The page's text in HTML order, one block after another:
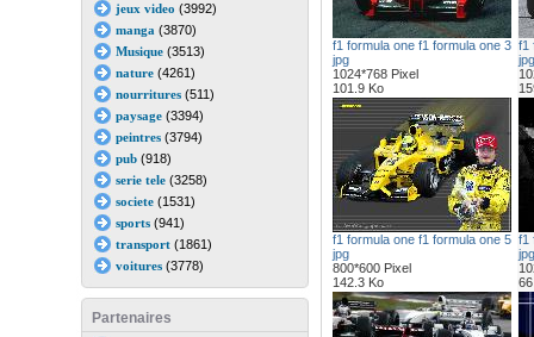
jeux video (3992)
manga (3870)
Musique(3513)
nature(4261)
nourritures(511)
paysage(3394)
peintres(3794)
pub(918)
serie tele(3258)
societe(1531)
sports(941)
transport(1861)
voitures(3778)
Partenaires
f1 formula one f1 formula one 3
jpg
1024*768 Pixel
101.9 Ko
f1
jpg
f1 formula one f1 formula one 5
jpg
800*600 Pixel
142.3 Ko
f1
jpg